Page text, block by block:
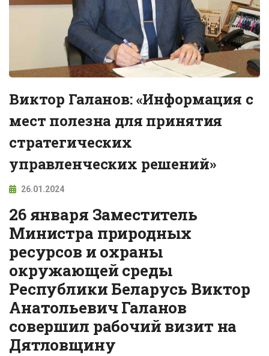
Виктор Галанов: «Информация с
мест полезна для принятия
стратегических
управленческих решений»
26.01.2024
26 января Заместитель
Министра природных
ресурсов и охраны
окружающей среды
Республики Беларусь Виктор
Анатольевич Галанов
совершил рабочий визит на
Дятловщину